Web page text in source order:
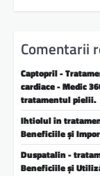
Comentarii
Captopril -
cardiace - Medic
tratamentul pielii.
Ihtiolul în
Beneficiile și
Duspatalin -
Beneficiile și